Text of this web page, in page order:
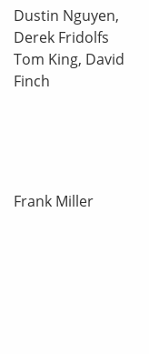
Dustin Nguyen,
Derek Fridolfs
Tom King, David
Finch
Frank Miller